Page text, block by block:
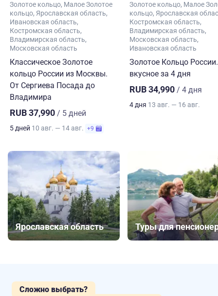
Золотое кольцо Малое Золотое
кольцо Ярославская область
Ивановская область
Костромская область
Владимирская область
Московская область
Классическое Золотое
кольцо России из Москвы.
От Сергиева Посада до
Владимира
RUB 37,990 / 5 дней
5 дней 10 авг. — 14 авг. +9
Золотое кольцо Малое
кольцо Ярославская
Костромская область
Владимирская область
Московская область
Ивановская область
Золотое Кольцо
вкусное за 4 дня
RUB 34,990 / 4 дня
4 дня 13 авг. — 16 авг.
Ярославская область Туры для
Сложно выбрать?